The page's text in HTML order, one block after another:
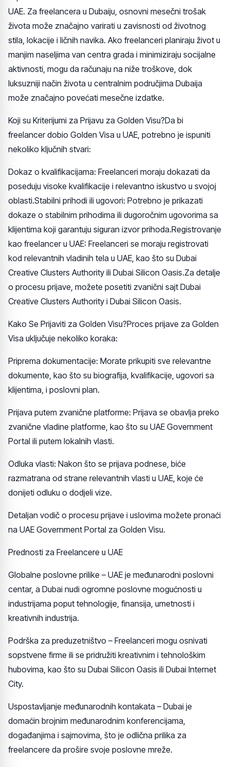
UAE. Za freelancera u Dubaiju, osnovni mesečni trošak
života može značajno varirati u zavisnosti od životnog
stila, lokacije i ličnih navika. Ako freelanceri planiraju život u
manjim naseljima van centra grada i minimiziraju socijalne
aktivnosti, mogu da računaju na niže troškove, dok
luksuzniji način života u centralnim područjima Dubaija
može značajno povećati mesečne izdatke.
Koji su Kriterijumi za Prijavu za Golden Visu?Da bi
freelancer dobio Golden Visa u UAE, potrebno je ispuniti
nekoliko ključnih stvari:
Dokaz o kvalifikacijama: Freelanceri moraju dokazati da
poseduju visoke kvalifikacije i relevantno iskustvo u svojoj
oblasti.Stabilni prihodi ili ugovori: Potrebno je prikazati
dokaze o stabilnim prihodima ili dugoročnim ugovorima sa
klijentima koji garantuju siguran izvor prihoda.Registrovanje
kao freelancer u UAE: Freelanceri se moraju registrovati
kod relevantnih vladinih tela u UAE, kao što su Dubai
Creative Clusters Authority ili Dubai Silicon Oasis.Za detalje
o procesu prijave, možete posetiti zvanični sajt Dubai
Creative Clusters Authority i Dubai Silicon Oasis.
Kako Se Prijaviti za Golden Visu?Proces prijave za Golden
Visa uključuje nekoliko koraka:
Priprema dokumentacije: Morate prikupiti sve relevantne
dokumente, kao što su biografija, kvalifikacije, ugovori sa
klijentima, i poslovni plan.
Prijava putem zvanične platforme: Prijava se obavlja preko
zvanične vladine platforme, kao što su UAE Government
Portal ili putem lokalnih vlasti.
Odluka vlasti: Nakon što se prijava podnese, biće
razmatrana od strane relevantnih vlasti u UAE, koje će
donijeti odluku o dodjeli vize.
Detaljan vodič o procesu prijave i uslovima možete pronaći
na UAE Government Portal za Golden Visu.
Prednosti za Freelancere u UAE
Globalne poslovne prilike – UAE je međunarodni poslovni
centar, a Dubai nudi ogromne poslovne mogućnosti u
industrijama poput tehnologije, finansija, umetnosti i
kreativnih industrija.
Podrška za preduzetništvo – Freelanceri mogu osnivati
sopstvene firme ili se pridružiti kreativnim i tehnološkim
hubovima, kao što su Dubai Silicon Oasis ili Dubai Internet
City.
Uspostavljanje međunarodnih kontakata – Dubai je
domaćin brojnim međunarodnim konferencijama,
događanjima i sajmovima, što je odlična prilika za
freelancere da prošire svoje poslovne mreže.